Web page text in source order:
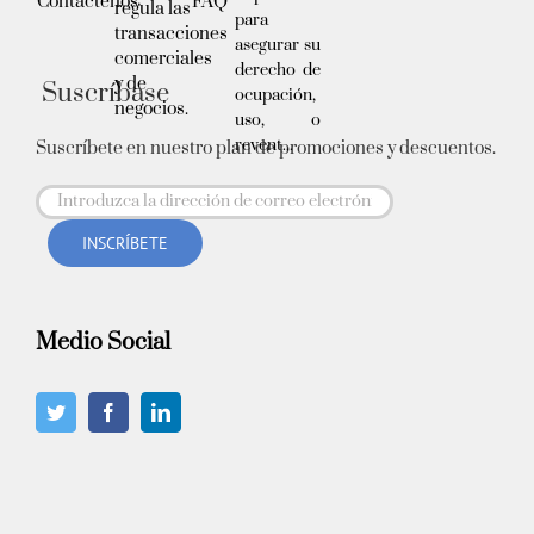
regula las
transacciones
comerciales
y de
negocios.
para
asegurar su
derecho de
ocupación,
uso, o
revent...
Suscríbase
Suscríbete en nuestro plan de promociones y descuentos.
Medio Social